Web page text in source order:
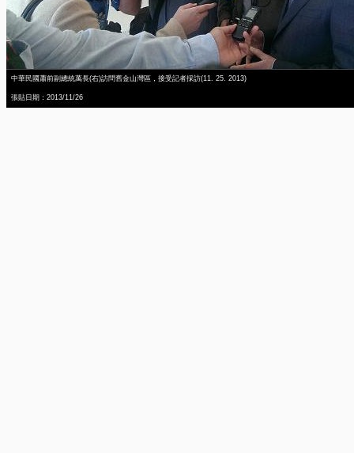
中華民國蕭前副總統萬長(右)訪問舊金山灣區，接受記者採訪(11. 25. 2013)
張貼日期：2013/11/26